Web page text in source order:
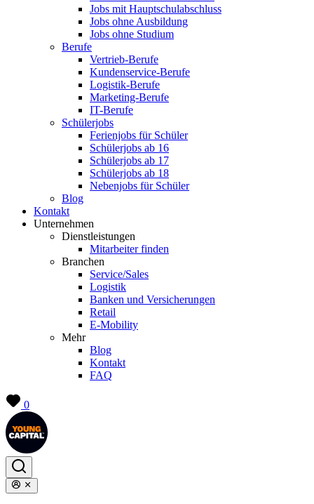
Jobs mit Hauptschulabschluss
Jobs ohne Ausbildung
Jobs ohne Studium
Berufe
Vertrieb-Berufe
Kundenservice-Berufe
Logistik-Berufe
Marketing-Berufe
IT-Berufe
Schülerjobs
Ferienjobs für Schüler
Schülerjobs ab 16
Schülerjobs ab 17
Schülerjobs ab 18
Nebenjobs für Schüler
Blog
Kontakt
Unternehmen
Dienstleistungen
Mitarbeiter finden
Branchen
Service/Sales
Logistik
Banken und Versicherungen
Retail
E-Mobility
Mehr
Blog
Kontakt
FAQ
0